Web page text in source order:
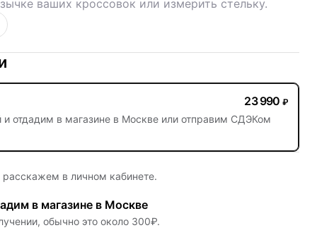
ваших кроссовок или измерить стельку.
23 990 ₽
и отдадим в магазине в Москве или отправим СДЭКом
расскажем в личном кабинете.
в магазине в Москве
обычно это около 300₽.